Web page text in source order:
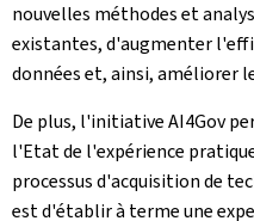
nouvelles méthodes et
existantes, d'augmenter
données et, ainsi, améliorer
De plus, l'initiative AI4Gov
l'Etat de l'expérience
processus d'acquisition de
est d'établir à terme une